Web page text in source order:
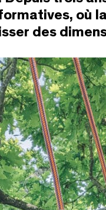
où
des